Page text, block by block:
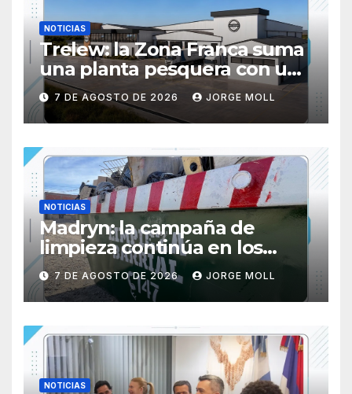
NOTICIAS
Trelew: la Zona Franca suma
una planta pesquera con una
inversión de USD 15 millones
y 400 nuevos empleos
7 DE AGOSTO DE 2026 JORGE MOLL
NOTICIAS
Madryn: la campaña de
limpieza continúa en los
barrios San Miguel y Manuel
del Villar
7 DE AGOSTO DE 2026 JORGE MOLL
NOTICIAS